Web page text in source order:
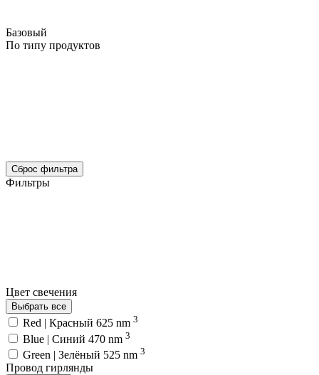
Базовый
По типу продуктов
Сброс фильтра
Фильтры
Цвет свечения
Выбрать все
Red | Красный 625 nm 3
Blue | Синий 470 nm 3
Green | Зелёный 525 nm 3
Провод гирлянды